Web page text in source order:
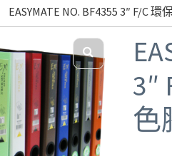
EASYMATE NO. BF4355 3″ F/C
3″
色